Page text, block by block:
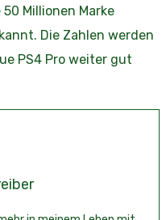
Millionen Marke
Die Zahlen werden
PS4 Pro weiter gut